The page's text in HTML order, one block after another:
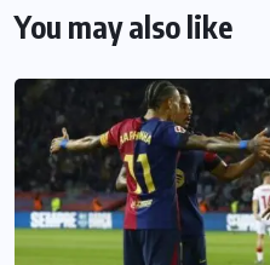
You may also like